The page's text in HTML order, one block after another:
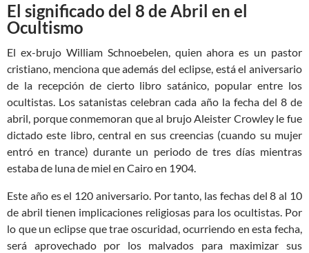
El significado del 8 de Abril en el
Ocultismo
El ex-brujo William Schnoebelen, quien ahora es un pastor
cristiano, menciona que además del eclipse, está el aniversario
de la recepción de cierto libro satánico, popular entre los
ocultistas. Los satanistas celebran cada año la fecha del 8 de
abril, porque conmemoran que al brujo Aleister Crowley le fue
dictado este libro, central en sus creencias (cuando su mujer
entró en trance) durante un periodo de tres días mientras
estaba de luna de miel en Cairo en 1904.
Este año es el 120 aniversario. Por tanto, las fechas del 8 al 10
de abril tienen implicaciones religiosas para los ocultistas. Por
lo que un eclipse que trae oscuridad, ocurriendo en esta fecha,
será aprovechado por los malvados para maximizar sus